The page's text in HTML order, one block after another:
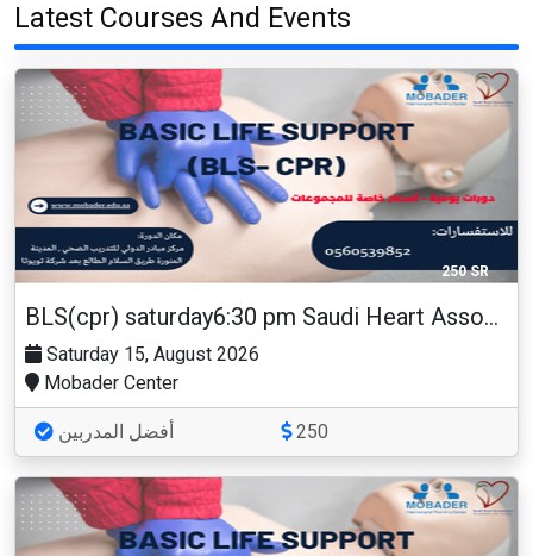
Latest Courses And Events
250 SR
BLS(cpr) saturday6:30 pm Saudi Heart Association
Saturday 15, August 2026
Mobader Center
أفضل المدربين 250